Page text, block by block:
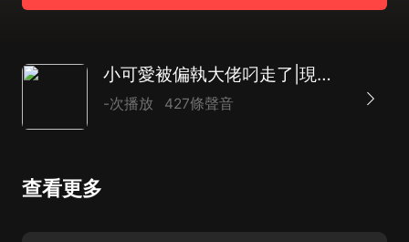
小可愛被偏執大佬叼走了|現代言情|幽默有趣|AI多播
-次播放 427條聲音
查看更多